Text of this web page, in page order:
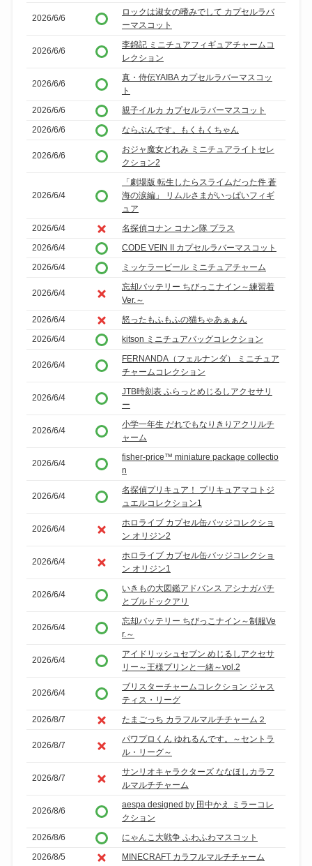
2026/6/6
ロックは淑女の嗜みでして カプセルラバ
ーマスコット
2026/6/6
李錦記 ミニチュアフィギュアチャームコ
レクション
2026/6/6
真・侍伝YAIBA カプセルラバーマスコッ
ト
2026/6/6
親子イルカ カプセルラバーマスコット
2026/6/6
ならぶんです。もくもくちゃん
2026/6/6
おジャ魔女どれみ ミニチュアライトセレ
クション2
2026/6/4
「劇場版 転生したらスライムだった件 蒼
海の涙編」 リムルさまがいっぱいフィギ
ュア
2026/6/4
名探偵コナン コナン隊 プラス
2026/6/4
CODE VEIN II カプセルラバーマスコット
2026/6/4
ミッケラービール ミニチュアチャーム
2026/6/4
忘却バッテリー ちびっこナイン～練習着
Ver.～
2026/6/4
怒ったもふもふの猫ちゃあぁぁん
2026/6/4
kitson ミニチュアバッグコレクション
2026/6/4
FERNANDA（フェルナンダ） ミニチュア
チャームコレクション
2026/6/4
JTB時刻表 ふらっとめじるしアクセサリ
ー
2026/6/4
小学一年生 だれでもなりきりアクリルチ
ャーム
2026/6/4
fisher-price™ miniature package collectio
n
2026/6/4
名探偵プリキュア！ プリキュアマコトジ
ュエルコレクション1
2026/6/4
ホロライブ カプセル缶バッジコレクショ
ン オリジン2
2026/6/4
ホロライブ カプセル缶バッジコレクショ
ン オリジン1
2026/6/4
いきもの大図鑑アドバンス アシナガバチ
とブルドックアリ
2026/6/4
忘却バッテリー ちびっこナイン～制服Ve
r.～
2026/6/4
アイドリッシュセブン めじるしアクセサ
リー～王様プリンと一緒～vol.2
2026/6/4
ブリスターチャームコレクション ジャス
ティス・リーグ
2026/8/7
たまごっち カラフルマルチチャーム２
2026/8/7
パワプロくん ゆれるんです。～セントラ
ル・リーグ～
2026/8/7
サンリオキャラクターズ ななほしカラフ
ルマルチチャーム
2026/8/6
aespa designed by 田中かえ ミラーコレ
クション
2026/8/6
にゃんこ大戦争 ふわふわマスコット
2026/8/5
MINECRAFT カラフルマルチチャーム